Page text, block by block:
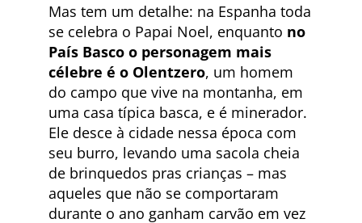
Mas tem um detalhe: na Espanha toda
se celebra o Papai Noel, enquanto no
País Basco o personagem mais
célebre é o Olentzero, um homem
do campo que vive na montanha, em
uma casa típica basca, e é minerador.
Ele desce à cidade nessa época com
seu burro, levando uma sacola cheia
de brinquedos pras crianças – mas
aqueles que não se comportaram
durante o ano ganham carvão em vez